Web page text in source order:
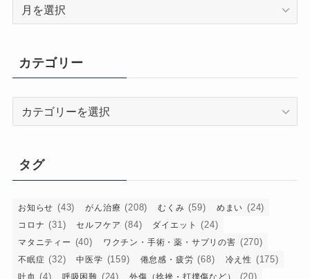
ブ
カテゴリー
ー
タグ
お知らせ (43) がん治療 (208) むくみ (59) めまい (24)
コロナ (31) セルフケア (84) ダイエット (24)
マタニティー (40) ワクチン・手術・薬・サプリの害 (270)
不眠症 (32) 中医学 (159) 倦怠感・疲労 (68) 冷え性 (175)
(4) (24) (20)